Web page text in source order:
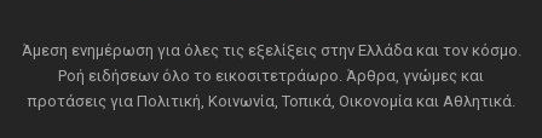
Άμεση ενημέρωση για όλες τις εξελίξεις στην Ελλάδα και τον κόσμο.
Ροή ειδήσεων όλο το εικοσιτετράωρο. Άρθρα, γνώμες και
προτάσεις για Πολιτική, Κοινωνία, Τοπικά, Οικονομία και Αθλητικά.